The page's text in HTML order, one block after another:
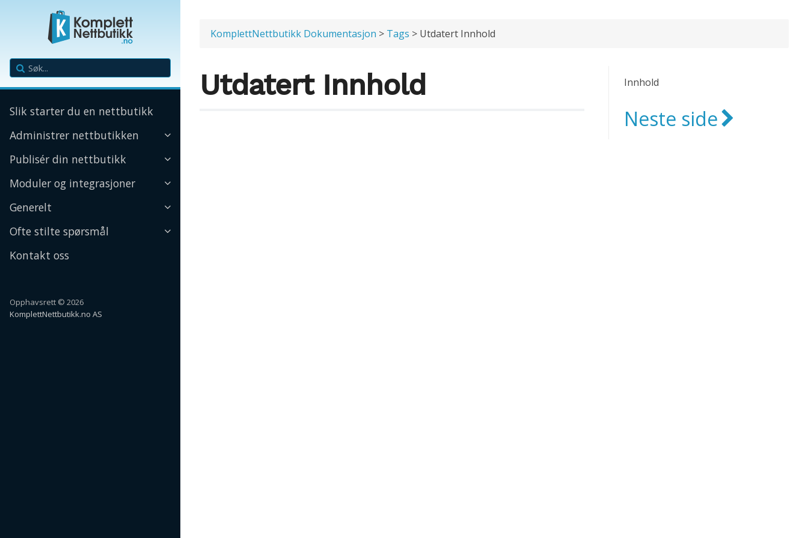
Slik starter du en nettbutikk
Administrer nettbutikken
Publisér din nettbutikk
Moduler og integrasjoner
Generelt
Ofte stilte spørsmål
Kontakt oss
Opphavsrett © 2026
KomplettNettbutikk.no AS
KomplettNettbutikk Dokumentasjon > Tags > Utdatert Innhold
Innhold
Neste side
Utdatert Innhold